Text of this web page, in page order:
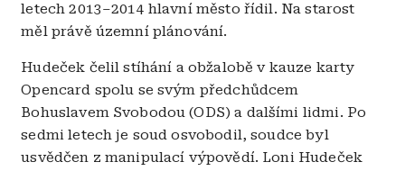
letech 2013–2014 hlavní město řídil. Na starost
měl právě územní plánování.
Hudeček čelil stíhání a obžalobě v kauze karty
Opencard spolu se svým předchůdcem
Bohuslavem Svobodou (ODS) a dalšími lidmi. Po
sedmi letech je soud osvobodil, soudce byl
usvědčen z manipulací výpovědí. Loni Hudeček